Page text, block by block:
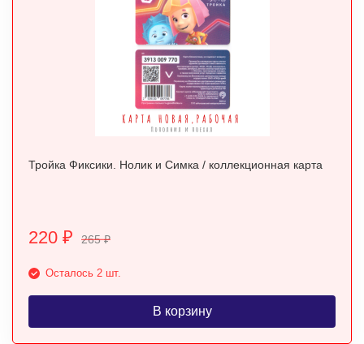
Тройка Фиксики. Нолик и Симка / коллекционная карта
220 ₽ 265₽
Осталось 2 шт.
В корзину